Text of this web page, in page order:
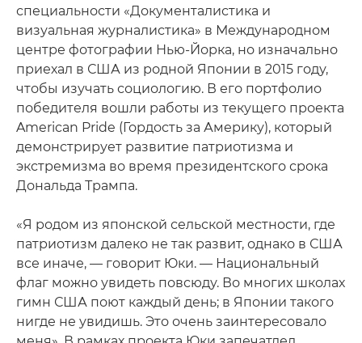
специальности «Документалистика и
визуальная журналистика» в Международном
центре фотографии Нью-Йорка, но изначально
приехал в США из родной Японии в 2015 году,
чтобы изучать социологию. В его портфолио
победителя вошли работы из текущего проекта
American Pride (Гордость за Америку), который
демонстрирует развитие патриотизма и
экстремизма во время президентского срока
Дональда Трампа.
«Я родом из японской сельской местности, где
патриотизм далеко не так развит, однако в США
все иначе, — говорит Юки. — Национальный
флаг можно увидеть повсюду. Во многих школах
гимн США поют каждый день; в Японии такого
нигде не увидишь. Это очень заинтересовало